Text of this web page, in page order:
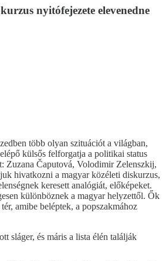
nyitófejezete elevenedne
több olyan szituációt a világban,
külsős felforgatja a politikai status
Zuzana Čaputová, Volodimir Zelenszkij,
hivatkozni a magyar közéleti diskurzus,
keresett analógiát, előképeket.
különböznek a magyar helyzettől. Ők
amibe beléptek, a popszakmához
sláger, és máris a lista élén találják